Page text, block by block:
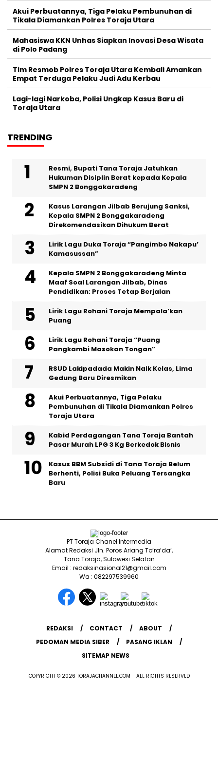
Akui Perbuatannya, Tiga Pelaku Pembunuhan di
Tikala Diamankan Polres Toraja Utara
Mahasiswa KKN Unhas Siapkan Inovasi Desa Wisata
di Polo Padang
Tim Resmob Polres Toraja Utara Kembali Amankan
Empat Terduga Pelaku Judi Adu Kerbau
Lagi-lagi Narkoba, Polisi Ungkap Kasus Baru di
Toraja Utara
TRENDING
Resmi, Bupati Tana Toraja Jatuhkan
Hukuman Disiplin Berat kepada Kepala
SMPN 2 Bonggakaradeng
Kasus Larangan Jilbab Berujung Sanksi,
Kepala SMPN 2 Bonggakaradeng
Direkomendasikan Dihukum Berat
Lirik Lagu Duka Toraja “Pangimbo Nakapu’
Kamasussan”
Kepala SMPN 2 Bonggakaradeng Minta
Maaf Soal Larangan Jilbab, Dinas
Pendidikan: Proses Tetap Berjalan
Lirik Lagu Rohani Toraja Mempala’kan
Puang
Lirik Lagu Rohani Toraja “Puang
Pangkambi Masokan Tongan”
RSUD Lakipadada Makin Naik Kelas, Lima
Gedung Baru Diresmikan
Akui Perbuatannya, Tiga Pelaku
Pembunuhan di Tikala Diamankan Polres
Toraja Utara
Kabid Perdagangan Tana Toraja Bantah
Pasar Murah LPG 3 Kg Berkedok Bisnis
Kasus BBM Subsidi di Tana Toraja Belum
Berhenti, Polisi Buka Peluang Tersangka
Baru
PT Toraja Chanel Intermedia
Alamat Redaksi Jln. Poros Ariang To’ra’da’,
Tana Toraja, Sulawesi Selatan
Email : redaksinasional21@gmail.com
Wa : 082297539960
REDAKSI CONTACT
ABOUT
PEDOMAN MEDIA SIBER
PASANG IKLAN
SITEMAP NEWS
COPYRIGHT © 2026 TORAJACHANNEL.COM - ALL RIGHTS RESERVED